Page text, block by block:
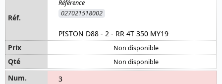
027021518002
PISTON D88 - 2 - RR 4T 350 MY19
Non disponible
Non disponible
3